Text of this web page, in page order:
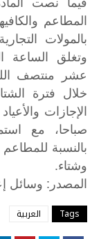
المطاعم
بالمولات
وتغلق الساعة
عشر منتصف
خلال فترة
الإجازات
صباحا، مع
وشتاء.
المصدر : وسائل
Tags العربية